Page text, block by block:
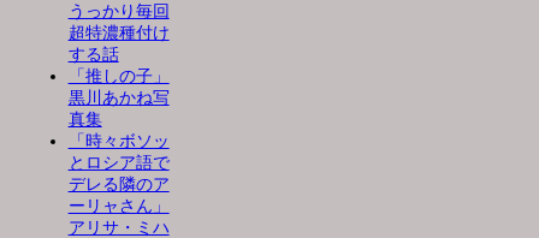
うっかり毎回
超特濃種付け
する話
「推しの子」
黒川あかね写
真集
「時々ボソッ
とロシア語で
デレる隣のア
ーリャさん」
アリサ・ミハ